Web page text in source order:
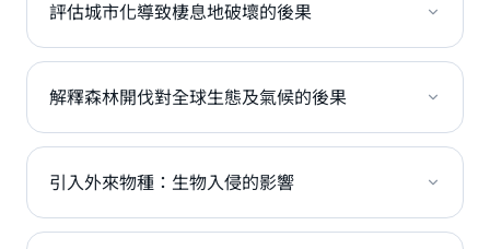
評估城市化導致棲息地破壞的後果
解釋森林開伐對全球生態及氣候的後果
引入外來物種：生物入侵的影響